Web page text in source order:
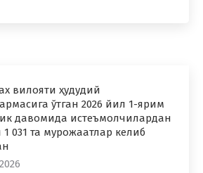
вилояти ҳудудий
ўтган 2026 йил 1-ярим
давомида истеъмолчилардан
031 та мурожаатлар келиб